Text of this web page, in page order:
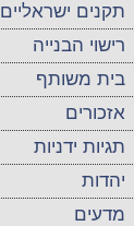
תקנים ישראליים
רישוי הבנייה
בית משותף
אזכורים
תגיות ידניות
יהדות
מדעים